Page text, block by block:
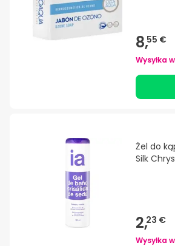
8,55 €
Wysyłka
Żel do
Silk
2,23 €
Wysyłka